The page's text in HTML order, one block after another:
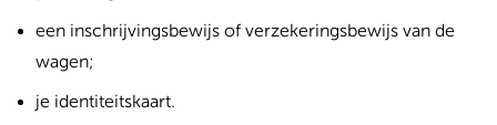
een inschrijvingsbewijs of verzekeringsbewijs van de
wagen;
je identiteitskaart.